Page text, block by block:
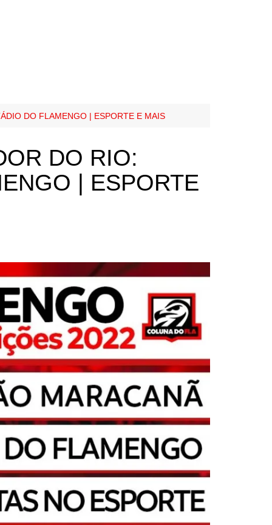
DO FLAMENGO | ESPORTE E MAIS
DO RIO:
| ESPORTE